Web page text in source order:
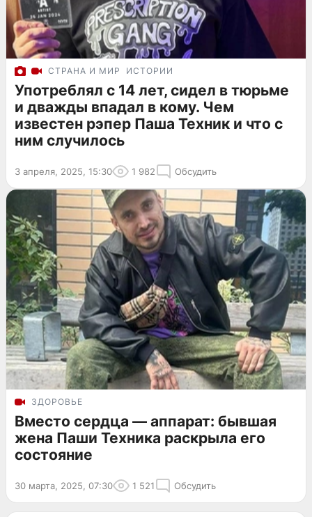
СТРАНА И МИР ИСТОРИИ
Употреблял с 14 лет, сидел в тюрьме
и дважды впадал в кому. Чем
известен рэпер Паша Техник и что с
ним случилось
3 апреля, 2025, 15:30 1 982 Обсудить
ЗДОРОВЬЕ
Вместо сердца — аппарат: бывшая
жена Паши Техника раскрыла его
состояние
30 марта, 2025, 07:30 1 521 Обсудить